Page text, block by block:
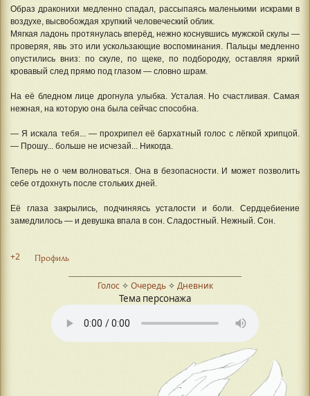
Образ драконихи медленно спадал, рассыпаясь маленькими искрами в
воздухе, высвобождая хрупкий человеческий облик.
Мягкая ладонь протянулась вперёд, нежно коснувшись мужской скулы —
проверяя, явь это или ускользающие воспоминания. Пальцы медленно
опустились вниз: по скуле, по щеке, по подбородку, оставляя яркий
кровавый след прямо под глазом — словно шрам.
На её бледном лице дрогнула улыбка. Усталая. Но счастливая. Самая
нежная, на которую она была сейчас способна.
— Я искала тебя... — прохрипел её бархатный голос с лёгкой хрипцой.
— Прошу... больше не исчезай... Никогда.
Теперь не о чем волноваться. Она в безопасности. И может позволить
себе отдохнуть после стольких дней.
Её глаза закрылись, подчиняясь усталости и боли. Сердцебиение
замедлилось — и девушка впала в сон. Сладостный. Нежный. Сон.
+2 Профиль
Голос✧ Очередь✧ Дневник